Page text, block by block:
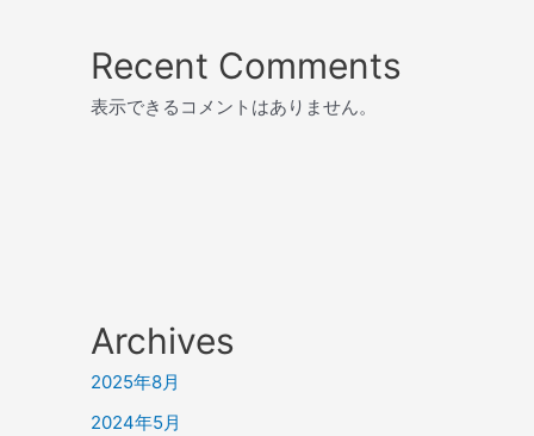
Recent Comments
表示できるコメントはありません。
Archives
2025年8月
2024年5月